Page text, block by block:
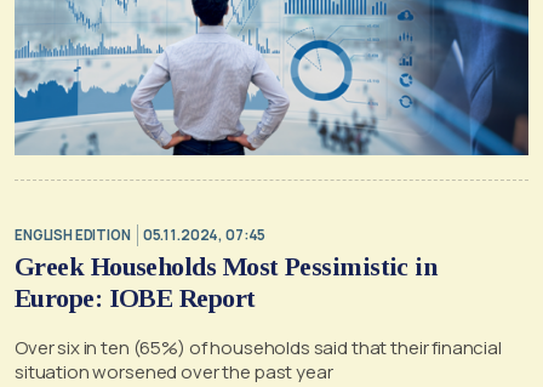
ENGLISH EDITION 05.11.2024, 07:45
Greek Households Most Pessimistic in
Europe: IOBE Report
Over six in ten (65%) of households said that their financial
situation worsened over the past year